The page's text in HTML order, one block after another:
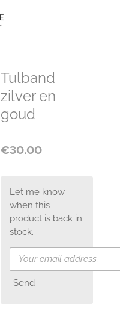
Tulband
zilver en
goud
€30.00
Let me know
when this
product is back in
stock.
Send